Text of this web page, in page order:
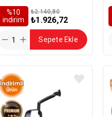
%10
i̇ndirim
₺1.926,72
₺2.140,80
Sepete Ekle